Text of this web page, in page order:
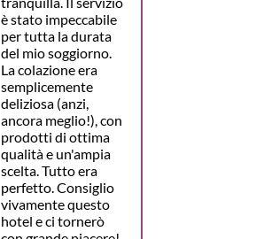
è stato impeccabile
per tutta la durata
del mio soggiorno.
La colazione era
semplicemente
deliziosa (anzi,
ancora meglio!), con
prodotti di ottima
qualità e un'ampia
scelta. Tutto era
perfetto. Consiglio
vivamente questo
hotel e ci tornerò